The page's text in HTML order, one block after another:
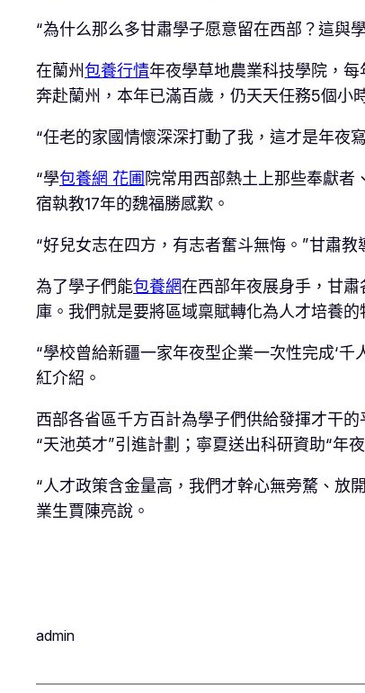
“為什么那么多甘肅學子愿意留在西部？這與
在蘭州包養行情年夜學草地農業科技學院，
奔赴蘭州，本年已滿百歲，仍天天任務5個小
“任老的家國情懷深深打動了我，這才是年夜
“學包養網 花圃院常用西部熱土上那些奉獻者
宿執教17年的魏福勝感歎。
“好兒女志在四方，有志者奮斗無悔。”甘肅
為了學子們能包養網在西部年夜展身手，甘
庫。我們就是要將區域稟賦轉化為人才培養
“學校曾給新疆一家年夜型企業一次性完成‘
紅介紹。
西部各省區千方百計為學子們供給發揮才干的
“天池英才”引進計劃；寧夏送出科研資助“年
“人才政策含金量高，我們才幹心無旁騖、放
業生賈陳亮說。
admin